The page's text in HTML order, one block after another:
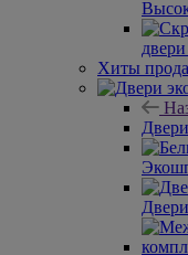
Хиты